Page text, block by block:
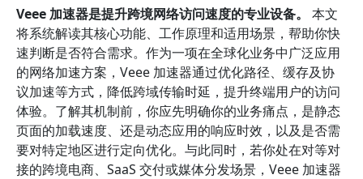
Veee 加速器是提升跨境网络访问速度的专业设备。
本文
将系统解读其核心功能、工作原理和适用场景，帮助你快
速判断是否符合需求。作为一项在全球化业务中广泛应用
的网络加速方案，Veee 加速器通过优化路径、缓存及协
议加速等方式，降低跨域传输时延，提升终端用户的访问
体验。了解其机制前，你应先明确你的业务痛点，是静态
页面的加载速度、还是动态应用的响应时效，以及是否需
要对特定地区进行定向优化。与此同时，若你处在对等对
接的跨境电商、SaaS 交付或媒体分发场景，Veee 加速器